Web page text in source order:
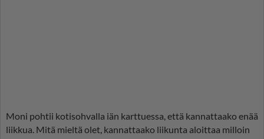
Moni pohtii kotisohvalla iän karttuessa, että kannattaako enää
liikkua. Mitä mieltä olet, kannattaako liikunta aloittaa milloin